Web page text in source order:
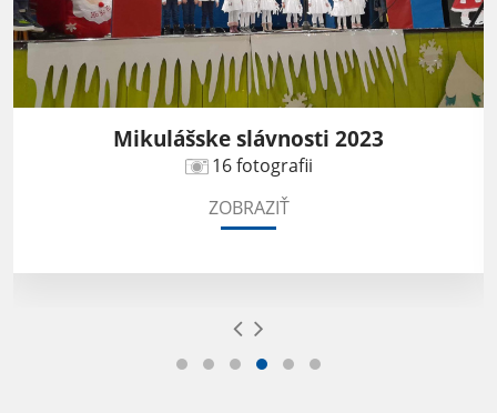
Mikulášske slávnosti 2023
16 fotografii
ZOBRAZIŤ